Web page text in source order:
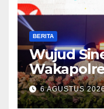
BERITA
Wujud
Sholawat
RI ke-81
6 AGUSTUS